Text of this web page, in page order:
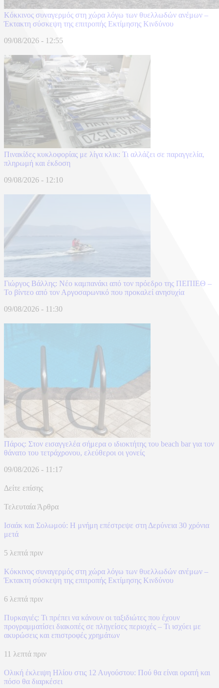
Κόκκινος συναγερμός στη χώρα λόγω των θυελλωδών ανέμων –
Έκτακτη σύσκεψη της επιτροπής Εκτίμησης Κινδύνου
09/08/2026 - 12:55
Πινακίδες κυκλοφορίας με λίγα κλικ: Τι αλλάζει σε παραγγελία,
πληρωμή και έκδοση
09/08/2026 - 12:10
Γιώργος Βάλλης: Νέο καμπανάκι από τον πρόεδρο της ΠΕΠΙΕΘ –
Το βίντεο από τον Αργοσαρωνικό που προκαλεί ανησυχία
09/08/2026 - 11:30
Πάρος: Στον εισαγγελέα σήμερα ο ιδιοκτήτης του beach bar για τον
θάνατο του τετράχρονου, ελεύθεροι οι γονείς
09/08/2026 - 11:17
Δείτε επίσης
Τελευταία Άρθρα
Ισαάκ και Σολωμού: Η μνήμη επέστρεψε στη Δερύνεια 30 χρόνια
μετά
5 λεπτά πριν
Κόκκινος συναγερμός στη χώρα λόγω των θυελλωδών ανέμων –
Έκτακτη σύσκεψη της επιτροπής Εκτίμησης Κινδύνου
6 λεπτά πριν
Πυρκαγιές: Τι πρέπει να κάνουν οι ταξιδιώτες που έχουν
προγραμματίσει διακοπές σε πληγείσες περιοχές – Τι ισχύει με
ακυρώσεις και επιστροφές χρημάτων
11 λεπτά πριν
Ολική έκλειψη Ηλίου στις 12 Αυγούστου: Πού θα είναι ορατή και
πόσο θα διαρκέσει